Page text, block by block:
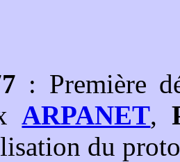
: Première
ARPANET,
du